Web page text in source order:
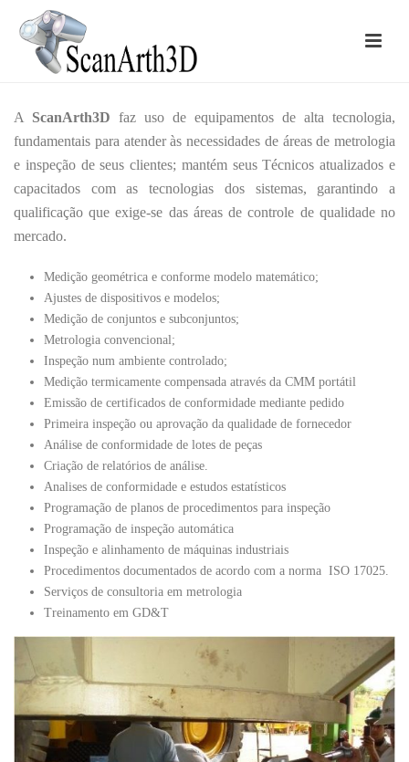
A ScanArth3D faz uso de equipamentos de alta tecnologia,
fundamentais para atender às necessidades de áreas de metrologia
e inspeção de seus clientes; mantém seus Técnicos atualizados e
capacitados com as tecnologias dos sistemas, garantindo a
qualificação que exige-se das áreas de controle de qualidade no
mercado.
Medição geométrica e conforme modelo matemático;
Ajustes de dispositivos e modelos;
Medição de conjuntos e subconjuntos;
Metrologia convencional;
Inspeção num ambiente controlado;
Medição termicamente compensada através da CMM portátil
Emissão de certificados de conformidade mediante pedido
Primeira inspeção ou aprovação da qualidade de fornecedor
Análise de conformidade de lotes de peças
Criação de relatórios de análise.
Analises de conformidade e estudos estatísticos
Programação de planos de procedimentos para inspeção
Programação de inspeção automática
Inspeção e alinhamento de máquinas industriais
Procedimentos documentados de acordo com a norma ISO 17025.
Serviços de consultoria em metrologia
Treinamento em GD&T